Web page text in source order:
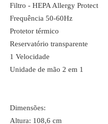
Filtro - HEPA Allergy Protect
Frequência 50-60Hz
Protetor térmico
Reservatório transparente
1 Velocidade
Unidade de mão 2 em 1
Dimensões:
Altura: 108,6 cm